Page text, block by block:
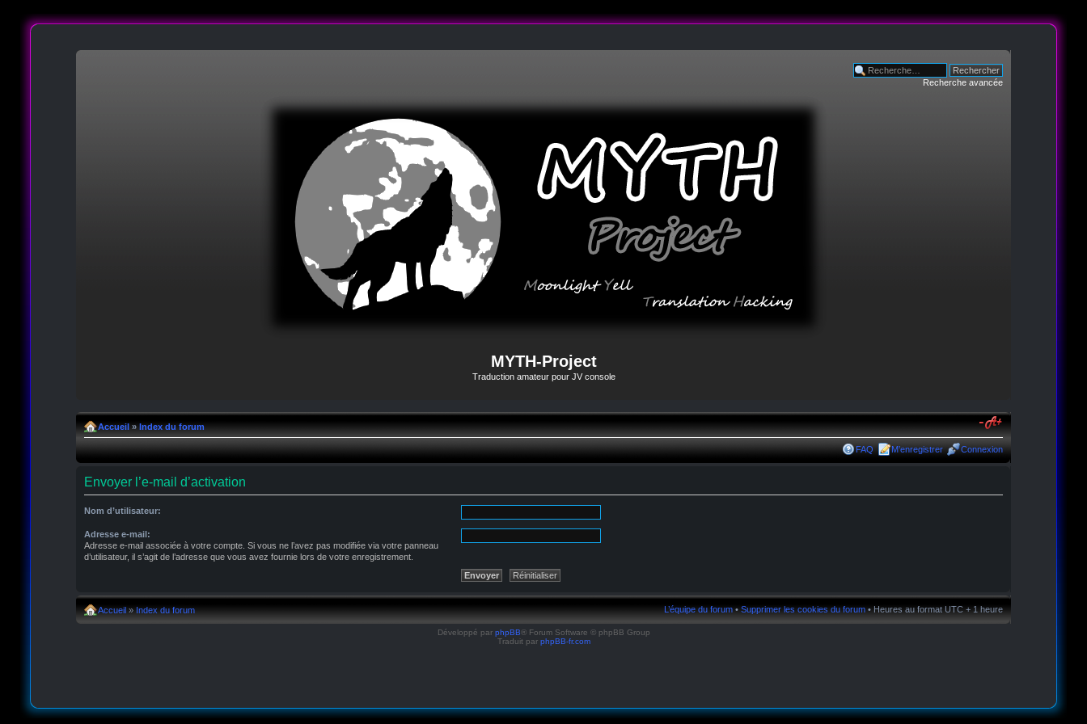
Recherche avancée
MYTH-Project
Traduction amateur pour JV console
Accueil» Index du forum
FAQ M’enregistrer Connexion
Envoyer l’e-mail d’activation
Nom d’utilisateur:
Adresse e-mail:
Adresse e-mail associée à votre compte. Si vous ne l’avez pas modifiée via votre panneau
d’utilisateur, il s’agit de l’adresse que vous avez fournie lors de votre enregistrement.
Accueil» Index du forum L’équipe du forum •Supprimer les cookies du forum • Heures au format UTC + 1 heure
Développé par phpBB® Forum Software © phpBB Group
Traduit par phpBB-fr.com